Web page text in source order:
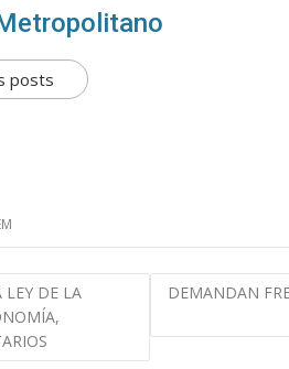
posts
LEY DE LA
DEMANDAN